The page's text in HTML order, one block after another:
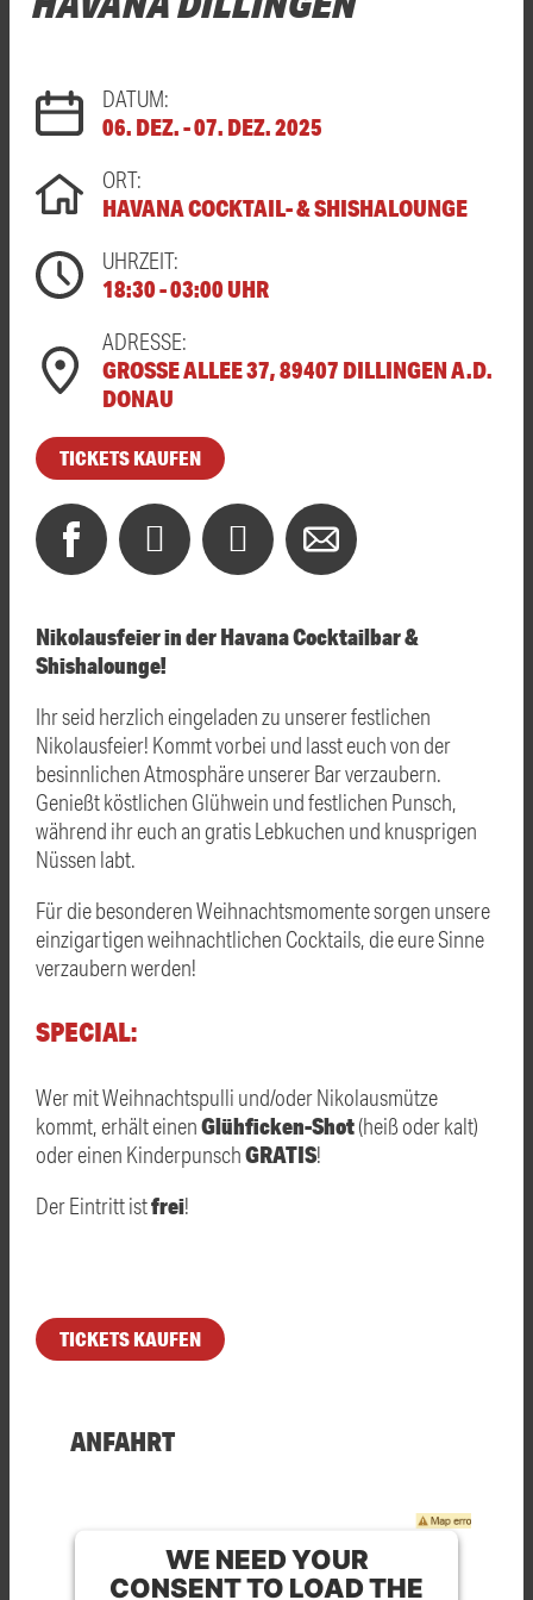
DATUM:
06. DEZ. - 07. DEZ. 2025
ORT:
HAVANA COCKTAIL- & SHISHALOUNGE
UHRZEIT:
18:30 - 03:00 UHR
ADRESSE:
GROSSE ALLEE 37, 89407 DILLINGEN A.D. D
ONAU
TICKETS KAUFEN
Nikolausfeier in der Havana Cocktailbar &
Shishalounge!
Ihr seid herzlich eingeladen zu unserer festlichen
Nikolausfeier! Kommt vorbei und lasst euch von der
besinnlichen Atmosphäre unserer Bar verzaubern.
Genießt köstlichen Glühwein und festlichen Punsch,
während ihr euch an gratis Lebkuchen und knusprigen
Nüssen labt.
Für die besonderen Weihnachtsmomente sorgen unsere
einzigartigen weihnachtlichen Cocktails, die eure Sinne
verzaubern werden!
SPECIAL:
Wer mit Weihnachtspulli und/oder Nikolausmütze
kommt, erhält einenGlühficken-Shot(heiß oder kalt)
oder einen KinderpunschGRATIS!
Der Eintritt istfrei!
TICKETS KAUFEN
ANFAHRT
WE NEED YOUR
CONSENT TO LOAD THE